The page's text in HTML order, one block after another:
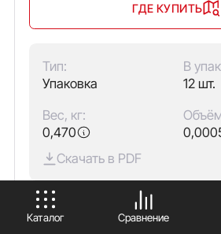
ГДЕ КУПИТЬ
Тип:
Упаковка
В
12 шт.
Вес, кг:
0,470
Скачать в PDF
Количество полюсов:
Тип изделия:
Изолятор
Каталог Сравнение
ПРИНИМАЮ